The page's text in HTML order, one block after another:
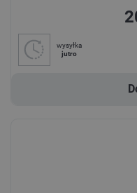
wysyłka
jutro